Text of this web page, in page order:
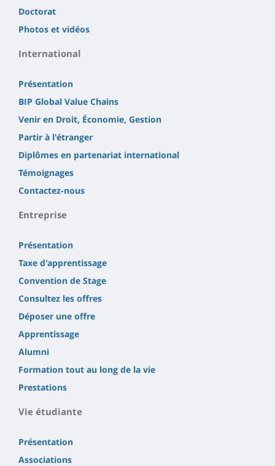
Doctorat
Photos et vidéos
International
Présentation
BIP Global Value Chains
Venir en Droit, Économie, Gestion
Partir à l'étranger
Diplômes en partenariat international
Témoignages
Contactez-nous
Entreprise
Présentation
Taxe d'apprentissage
Convention de Stage
Consultez les offres
Déposer une offre
Apprentissage
Alumni
Formation tout au long de la vie
Prestations
Vie étudiante
Présentation
Associations